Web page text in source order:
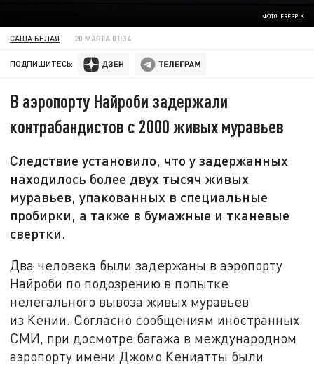
ФОТО: FREEPIK
САША БЕЛАЯ 20 МАРТА 01:34
ПОДПИШИТЕСЬ:
В аэропорту Найроби задержали
контрабандистов с 2000 живых муравьев
Следствие установило, что у задержанных
находилось более двух тысяч живых
муравьев, упакованных в специальные
пробирки, а также в бумажные и тканевые
свертки.
Два человека были задержаны в аэропорту
Найроби по подозрению в попытке
нелегального вывоза живых муравьев
из Кении. Согласно сообщениям иностранных
СМИ, при досмотре багажа в международном
аэропорту имени Джомо Кениатты были